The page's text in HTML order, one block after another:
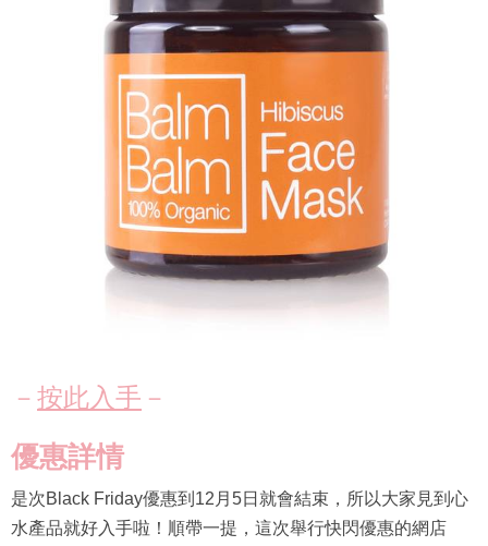
－ 按此入手 －
優惠詳情
是次Black Friday優惠到12月5日就會結束，所以大家見到心
水產品就好入手啦！順帶一提，這次舉行快閃優惠的網店